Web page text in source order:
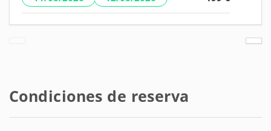
Condiciones de reserva